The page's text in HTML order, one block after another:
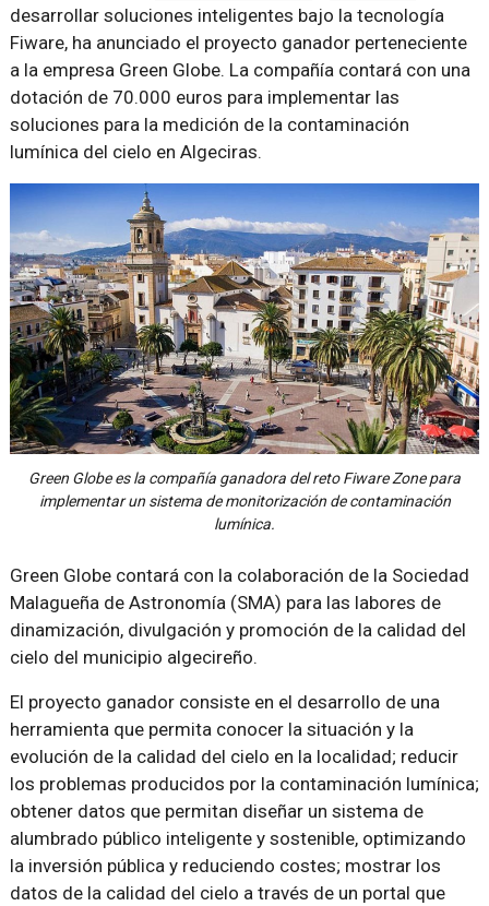
desarrollar soluciones inteligentes bajo la tecnología
Fiware, ha anunciado el proyecto ganador perteneciente
a la empresa Green Globe. La compañía contará con una
dotación de 70.000 euros para implementar las
soluciones para la medición de la contaminación
lumínica del cielo en Algeciras.
Green Globe es la compañía ganadora del reto Fiware Zone para
implementar un sistema de monitorización de contaminación
lumínica.
Green Globe contará con la colaboración de la Sociedad
Malagueña de Astronomía (SMA) para las labores de
dinamización, divulgación y promoción de la calidad del
cielo del municipio algecireño.
El proyecto ganador consiste en el desarrollo de una
herramienta que permita conocer la situación y la
evolución de la calidad del cielo en la localidad; reducir
los problemas producidos por la contaminación lumínica;
obtener datos que permitan diseñar un sistema de
alumbrado público inteligente y sostenible, optimizando
la inversión pública y reduciendo costes; mostrar los
datos de la calidad del cielo a través de un portal que